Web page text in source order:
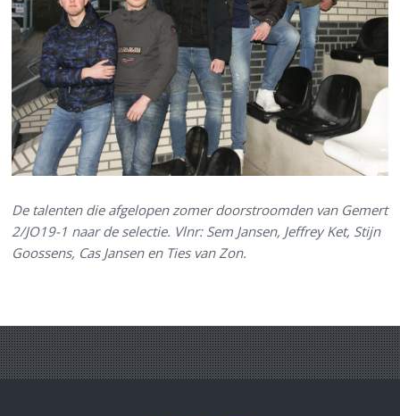
De talenten die afgelopen zomer doorstroomden van Gemert
2/JO19-1 naar de selectie. Vlnr: Sem Jansen, Jeffrey Ket, Stijn
Goossens, Cas Jansen en Ties van Zon.